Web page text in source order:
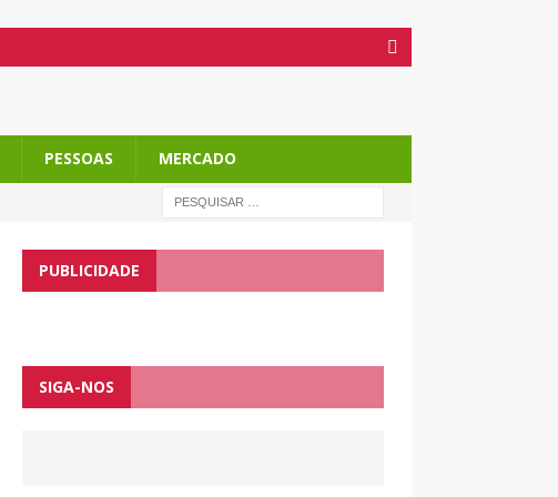
PESSOAS MERCADO
PUBLICIDADE
SIGA-NOS